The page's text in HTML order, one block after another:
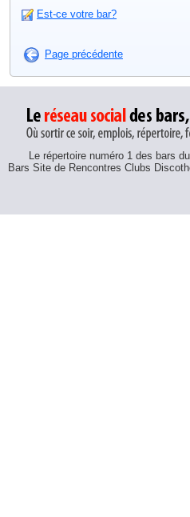
Est-ce votre bar?
Page précédente
Le répertoire numéro 1 des bars
Bars Site de Rencontres Clubs